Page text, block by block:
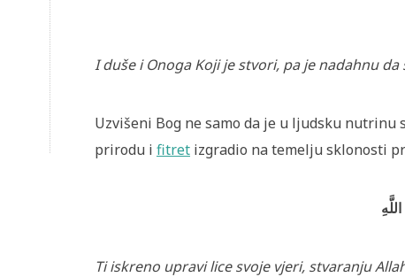
I duše i Onoga Koji je stvori, pa je nadahnu
Uzvišeni Bog ne samo da je u ljudsku nutrinu
prirodu i fitret izgradio na temelju sklonosti
Ti iskreno upravi lice svoje vjeri, stvaranju